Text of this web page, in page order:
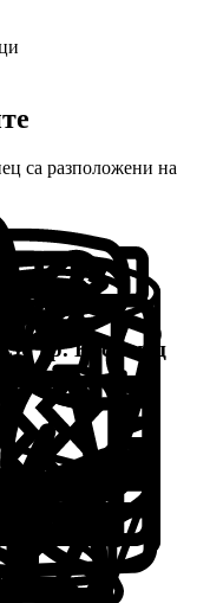
са разположени на
гр. Костенец